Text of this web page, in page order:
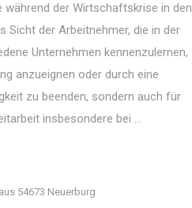
der Wirtschaftskrise in den
Sicht der Arbeitnehmer, die in der
Unternehmen kennenzulernen,
anzueignen oder durch eine
zu beenden, sondern auch für
insbesondere bei ...
aus 54673 Neuerburg